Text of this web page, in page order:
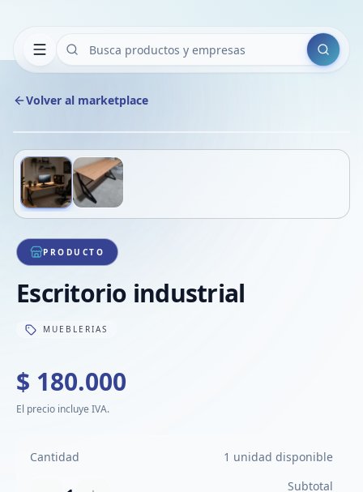
Buscar
Volver al marketplace
1/2
PRODUCTO
Escritorio industrial
MUEBLERIAS
$ 180.000
El precio incluye IVA.
Cantidad 1 unidad disponible
Subtotal